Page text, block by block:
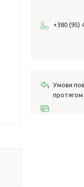
+380 (95)
протягом